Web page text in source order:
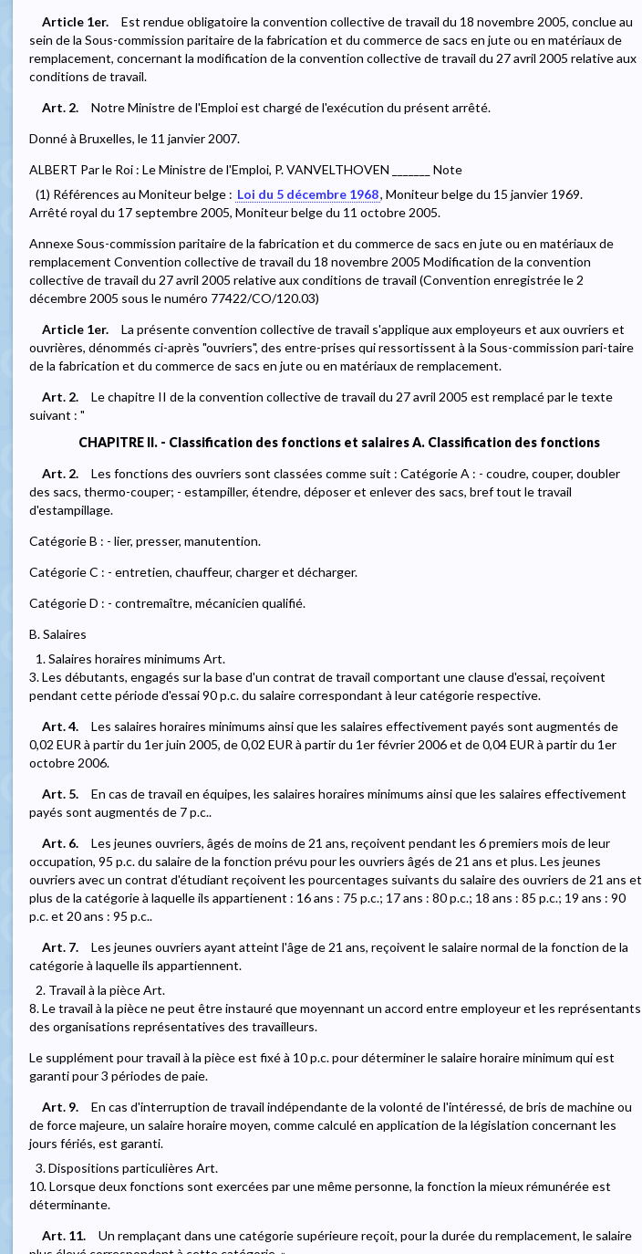
Article 1er.
Est rendue obligatoire la convention collective de travail du 18 novembre 2005, conclue au
sein de la Sous-commission paritaire de la fabrication et du commerce de sacs en jute ou en matériaux de
remplacement, concernant la modification de la convention collective de travail du 27 avril 2005 relative aux
conditions de travail.
Art. 2.
Notre Ministre de l'Emploi est chargé de l'exécution du présent arrêté.
Donné à Bruxelles, le 11 janvier 2007.
ALBERT Par le Roi : Le Ministre de l'Emploi, P. VANVELTHOVEN _______ Note
(1) Références au Moniteur belge : Loi du 5 décembre 1968, Moniteur belge du 15 janvier 1969.
Arrêté royal du 17 septembre 2005, Moniteur belge du 11 octobre 2005.
Annexe Sous-commission paritaire de la fabrication et du commerce de sacs en jute ou en matériaux de
remplacement Convention collective de travail du 18 novembre 2005 Modification de la convention
collective de travail du 27 avril 2005 relative aux conditions de travail (Convention enregistrée le 2
décembre 2005 sous le numéro 77422/CO/120.03)
Article 1er.
La présente convention collective de travail s'applique aux employeurs et aux ouvriers et
ouvrières, dénommés ci-après "ouvriers", des entre-prises qui ressortissent à la Sous-commission pari-taire
de la fabrication et du commerce de sacs en jute ou en matériaux de remplacement.
Art. 2.
Le chapitre II de la convention collective de travail du 27 avril 2005 est remplacé par le texte
suivant : "
CHAPITRE II. - Classification des fonctions et salaires A. Classification des fonctions
Art. 2.
Les fonctions des ouvriers sont classées comme suit : Catégorie A : - coudre, couper, doubler
des sacs, thermo-couper; - estampiller, étendre, déposer et enlever des sacs, bref tout le travail
d'estampillage.
Catégorie B : - lier, presser, manutention.
Catégorie C : - entretien, chauffeur, charger et décharger.
Catégorie D : - contremaître, mécanicien qualifié.
B. Salaires
1. Salaires horaires minimums Art.
3. Les débutants, engagés sur la base d'un contrat de travail comportant une clause d'essai, reçoivent
pendant cette période d'essai 90 p.c. du salaire correspondant à leur catégorie respective.
Art. 4.
Les salaires horaires minimums ainsi que les salaires effectivement payés sont augmentés de
0,02 EUR à partir du 1er juin 2005, de 0,02 EUR à partir du 1er février 2006 et de 0,04 EUR à partir du 1er
octobre 2006.
Art. 5.
En cas de travail en équipes, les salaires horaires minimums ainsi que les salaires effectivement
payés sont augmentés de 7 p.c..
Art. 6.
Les jeunes ouvriers, âgés de moins de 21 ans, reçoivent pendant les 6 premiers mois de leur
occupation, 95 p.c. du salaire de la fonction prévu pour les ouvriers âgés de 21 ans et plus. Les jeunes
ouvriers avec un contrat d'étudiant reçoivent les pourcentages suivants du salaire des ouvriers de 21 ans et
plus de la catégorie à laquelle ils appartienent : 16 ans : 75 p.c.; 17 ans : 80 p.c.; 18 ans : 85 p.c.; 19 ans : 90
p.c. et 20 ans : 95 p.c..
Art. 7.
Les jeunes ouvriers ayant atteint l'âge de 21 ans, reçoivent le salaire normal de la fonction de la
catégorie à laquelle ils appartiennent.
2. Travail à la pièce Art.
8. Le travail à la pièce ne peut être instauré que moyennant un accord entre employeur et les représentants
des organisations représentatives des travailleurs.
Le supplément pour travail à la pièce est fixé à 10 p.c. pour déterminer le salaire horaire minimum qui est
garanti pour 3 périodes de paie.
Art. 9.
En cas d'interruption de travail indépendante de la volonté de l'intéressé, de bris de machine ou
de force majeure, un salaire horaire moyen, comme calculé en application de la législation concernant les
jours fériés, est garanti.
3. Dispositions particulières Art.
10. Lorsque deux fonctions sont exercées par une même personne, la fonction la mieux rémunérée est
déterminante.
Art. 11.
Un remplaçant dans une catégorie supérieure reçoit, pour la durée du remplacement, le salaire